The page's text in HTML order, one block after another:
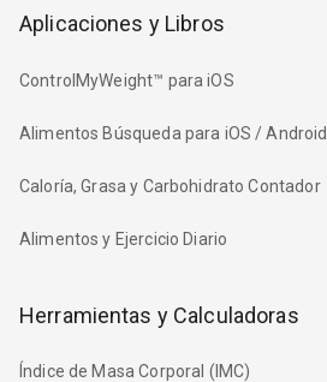
Aplicaciones y Libros
ControlMyWeight™ para iOS
Alimentos Búsqueda para iOS / Android
Caloría, Grasa y Carbohidrato Contador
Alimentos y Ejercicio Diario
Herramientas y Calculadoras
Índice de Masa Corporal (IMC)